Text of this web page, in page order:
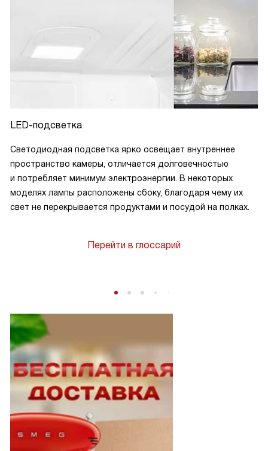
LED-подсветка
Светодиодная подсветка ярко освещает внутреннее
пространство камеры, отличается долговечностью
и потребляет минимум электроэнергии. В некоторых
моделях лампы расположены сбоку, благодаря чему их
свет не перекрывается продуктами и посудой на полках.
Перейти в глоссарий